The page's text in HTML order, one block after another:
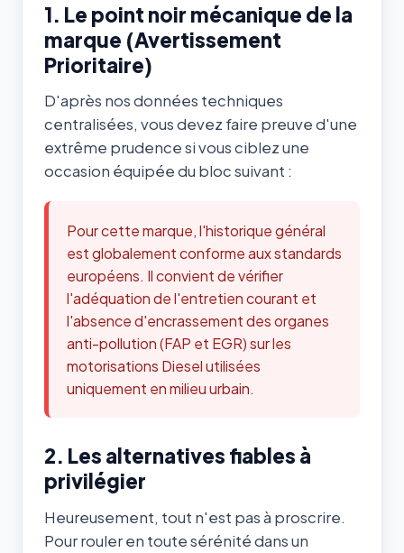
1. Le point noir mécanique de la
marque (Avertissement
Prioritaire)
D'après nos données techniques
centralisées, vous devez faire preuve d'une
extrême prudence si vous ciblez une
occasion équipée du bloc suivant :
Pour cette marque, l'historique général
est globalement conforme aux standards
européens. Il convient de vérifier
l'adéquation de l'entretien courant et
l'absence d'encrassement des organes
anti-pollution (FAP et EGR) sur les
motorisations Diesel utilisées
uniquement en milieu urbain.
2. Les alternatives fiables à
privilégier
Heureusement, tout n'est pas à proscrire.
Pour rouler en toute sérénité dans un